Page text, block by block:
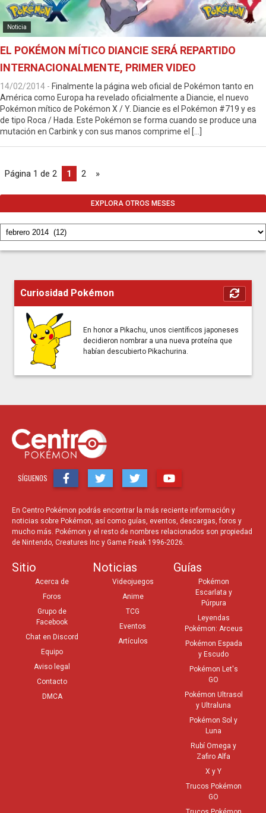
Noticia
EL POKÉMON MÍTICO DIANCIE SERÁ REPARTIDO
INTERNACIONALMENTE, PRIMER VIDEO
14/02/2014 - Finalmente la página web oficial de Pokémon tanto en
América como Europa ha revelado oficialmente a Diancie, el nuevo
Pokémon mítico de Pokémon X / Y. Diancie es el Pokémon #719 y es
de tipo Roca / Hada. Este Pokémon se forma cuando se produce una
mutación en Carbink y con sus manos comprime el […]
Página 1 de 2 1 2 »
EXPLORA OTROS MESES
Curiosidad Pokémon
En honor a Pikachu, unos científicos japoneses
decidieron nombrar a una nueva proteína que
habían descubierto Pikachurina.
SÍGUENOS
En Centro Pokémon podrás encontrar la más reciente información y
noticias sobre Pokémon, así como guías, eventos, descargas, foros y
mucho más. Pokémon y el resto de nombres relacionados son propiedad
de Nintendo, Creatures Inc y Game Freak 1996-2026.
Sitio
Acerca de
Foros
Grupo de
Facebook
Chat en Discord
Equipo
Aviso legal
Contacto
DMCA
Noticias
Videojuegos
Anime
TCG
Eventos
Artículos
Guías
Pokémon
Escarlata y
Púrpura
Leyendas
Pokémon: Arceus
Pokémon Espada
y Escudo
Pokémon Let's
GO
Pokémon Ultrasol
y Ultraluna
Pokémon Sol y
Luna
Rubí Omega y
Zafiro Alfa
X y Y
Trucos Pokémon
GO